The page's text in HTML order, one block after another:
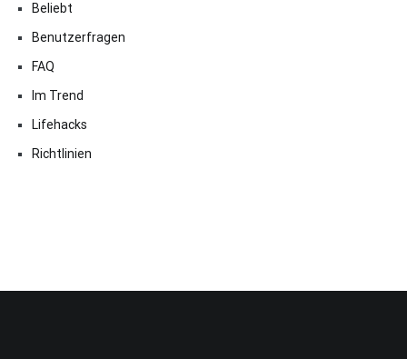
Beliebt
Benutzerfragen
FAQ
Im Trend
Lifehacks
Richtlinien